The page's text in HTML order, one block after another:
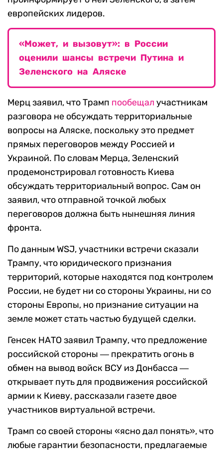
европейских лидеров.
«Может, и вызовут»: в России
оценили шансы встречи Путина и
Зеленского на Аляске
Мерц заявил, что Трамп пообещал участникам
разговора не обсуждать территориальные
вопросы на Аляске, поскольку это предмет
прямых переговоров между Россией и
Украиной. По словам Мерца, Зеленский
продемонстрировал готовность Киева
обсуждать территориальный вопрос. Сам он
заявил, что отправной точкой любых
переговоров должна быть нынешняя линия
фронта.
По данным WSJ, участники встречи сказали
Трампу, что юридического признания
территорий, которые находятся под контролем
России, не будет ни со стороны Украины, ни со
стороны Европы, но признание ситуации на
земле может стать частью будущей сделки.
Генсек НАТО заявил Трампу, что предложение
российской стороны ― прекратить огонь в
обмен на вывод войск ВСУ из Донбасса ―
открывает путь для продвижения российской
армии к Киеву, рассказали газете двое
участников виртуальной встречи.
Трамп со своей стороны «ясно дал понять», что
любые гарантии безопасности, предлагаемые